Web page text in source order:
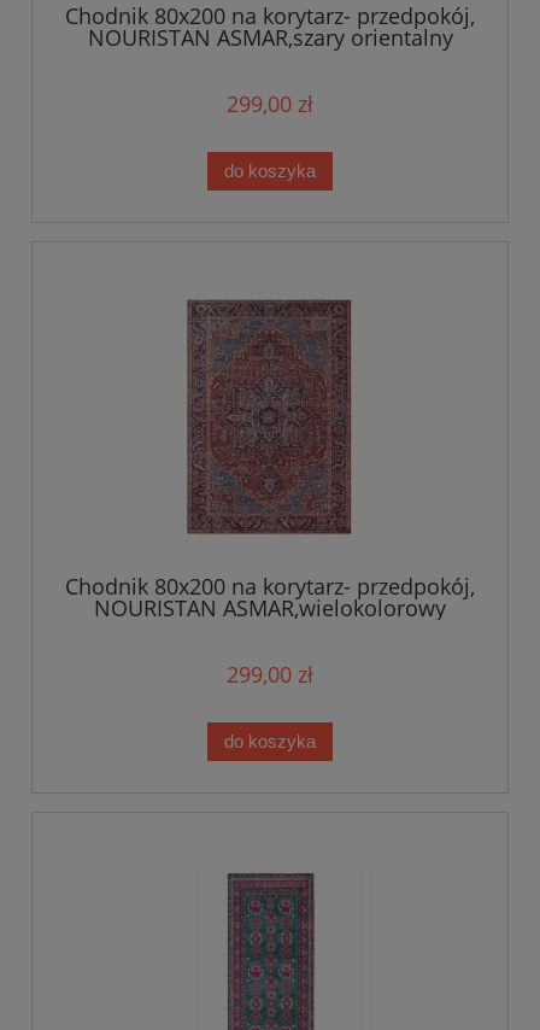
Chodnik 80x200 na korytarz- przedpokój,
NOURISTAN ASMAR,szary orientalny
wzór płasko tkany
299,00 zł
do koszyka
Chodnik 80x200 na korytarz- przedpokój,
NOURISTAN ASMAR,wielokolorowy
299,00 zł
do koszyka